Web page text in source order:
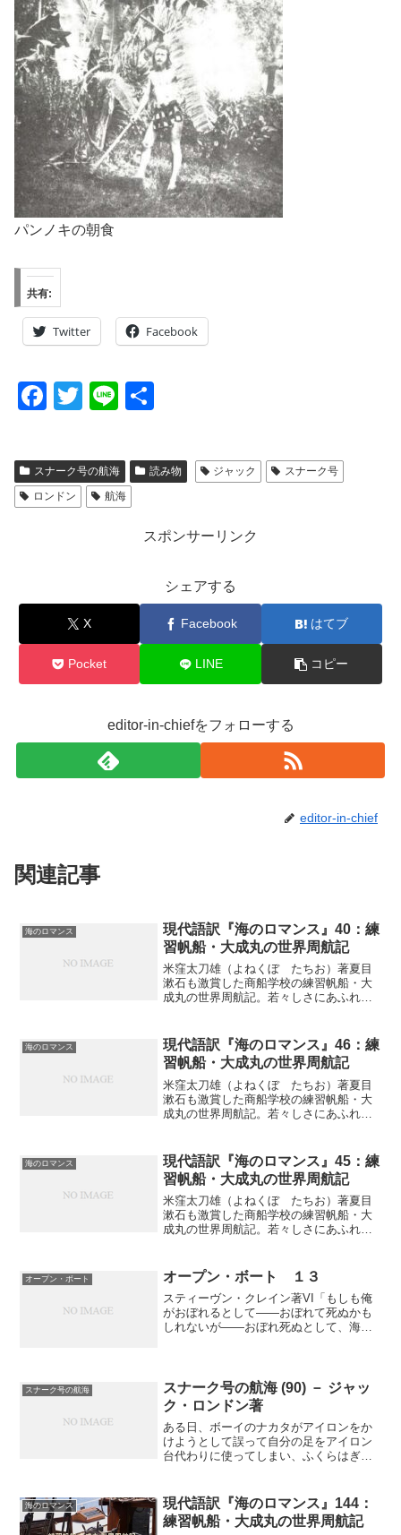
パンノキの朝食
共有:
Twitter Facebook
F
c
e
b
k
T
tt
er
Li
e
スナーク号の航海 読み物 ジャック
スナーク号
ロンドン
航海
スポンサーリンク
シェアする
X Facebook はてブ
Pocket LINE コピー
editor-in-chiefをフォローする
editor-in-chief
関連記事
海のロマンス
現代語訳『海のロマンス』40：練
習帆船・大成丸の世界周航記
米窪太刀雄（よねくぼ たちお）著夏目
漱石も激賞した商船学校の練習帆船・大
成丸の世界周航記。若々しさにあふれた
ぼれ挑発策世にも名高きアメリカ松をざ
っと荒削（あらけず）りし...
海のロマンス
現代語訳『海のロマンス』46：練
習帆船・大成丸の世界周航記
米窪太刀雄（よねくぼ たちお）著夏目
漱石も激賞した商船学校の練習帆船・大
成丸の世界周航記。若々しさにあふれた
スカッター十月十二日（土曜）。大掃除
と洗濯がすんで「日曜」と...
海のロマンス
現代語訳『海のロマンス』45：練
習帆船・大成丸の世界周航記
米窪太刀雄（よねくぼ たちお）著夏目
漱石も激賞した商船学校の練習帆船・大
成丸の世界周航記。若々しさにあふれた
ス・ホラハンぼくはかつて、外国へ行っ
ている日本の留学生が、心...
オープン・ボート オープン・ボート １３
スティーヴン・クレイン著VI「もしも俺
がおぼれるとして――おぼれて死ぬかも
しれないが――おぼれ死ぬとして、海を
うか？」この暗く憂鬱な...
スナーク号の航海
スナーク号の航海 (90) － ジャッ
ク・ロンドン著
ある日、ボーイのナカタがアイロンをか
けようとして誤って自分の足をアイロン
台代わりに使ってしまい、ふくらはぎに
験から昇こうを塗るよう勧めると、彼も
苦笑いし、最高の微笑を浮...
海のロマンス
現代語訳『海のロマンス』144：
練習帆船・大成丸の世界周航記